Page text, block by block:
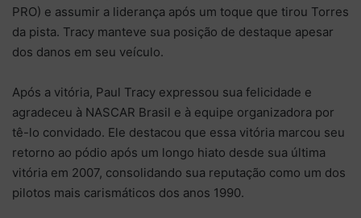
PRO) e assumir a liderança após um toque que tirou Torres
da pista. Tracy manteve sua posição de destaque apesar
dos danos em seu veículo.
Após a vitória, Paul Tracy expressou sua felicidade e
agradeceu à NASCAR Brasil e à equipe organizadora por
tê-lo convidado. Ele destacou que essa vitória marcou seu
retorno ao pódio após um longo hiato desde sua última
vitória em 2007, consolidando sua reputação como um dos
pilotos mais carismáticos dos anos 1990.